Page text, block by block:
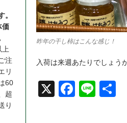
昨年の干し柿はこんな感じ！
入荷は来週あたりでしょう
Face
Line
。
価
上
注
リ
60
超
り